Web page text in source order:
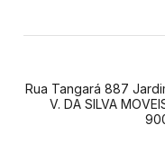
Rua Tangará 887
V. DA SILVA